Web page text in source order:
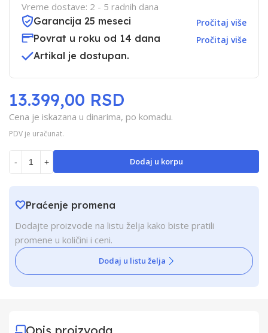
Vreme dostave: 2 - 5 radnih dana
Garancija 25 meseci
Pročitaj više
Povrat u roku od 14 dana Pročitaj više
Artikal je dostupan.
Cena je iskazana u dinarima, po komadu.
PDV je uračunat.
13.399,00 RSD
- + Dodaj u korpu
Praćenje promena
Dodajte proizvode na listu želja kako biste pratili
promene u količini i ceni.
Dodaj u listu želja